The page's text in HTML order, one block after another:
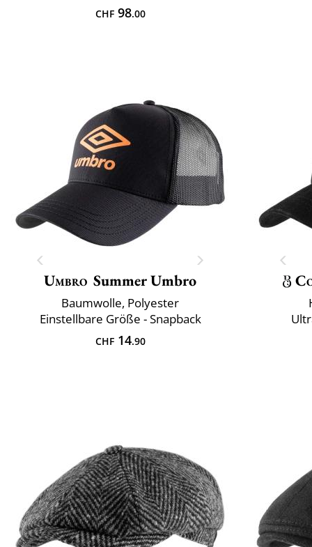
CHF98.00
Umbro Summer Umbro
Baumwolle, Polyester
Einstellbare Größe - Snapback
CHF14.90